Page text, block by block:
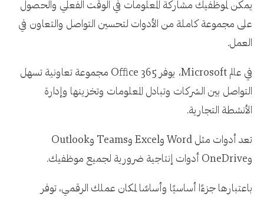
يمكن لموظفيك مشاركة المعلومات في الوقت الفعلي والحصول
على مجموعة كاملة من الأدوات لتحسين التواصل والتعاون في
العمل.
في عالم Microsoft، يوفر Office 365 مجموعة تعاونية تسهل
التواصل بين الشركات وتبادل المعلومات وتخزينها وإدارة
الأنشطة التجارية.
تعد أدوات مثل Word وExcel وTeams وOutlook
وOneDrive أدوات إنتاجية ضرورية لجميع موظفيك.
باعتبارها جزءًا أساسيًا وأساسًا لمكان عملك الرقمي، توفر